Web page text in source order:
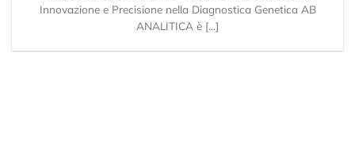
Innovazione e Precisione nella Diagnostica Genetica AB
ANALITICA è [...]